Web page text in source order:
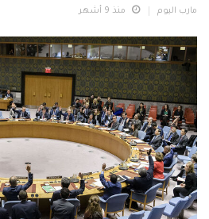
مارب اليوم منذ 9 أشهر